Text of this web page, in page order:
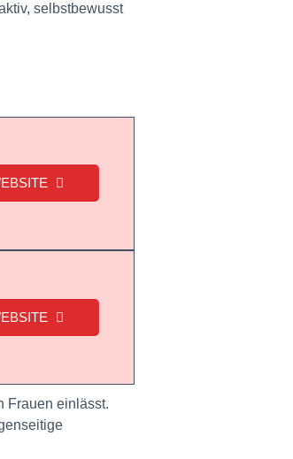
selbstbewusst
Frauen einlässt.